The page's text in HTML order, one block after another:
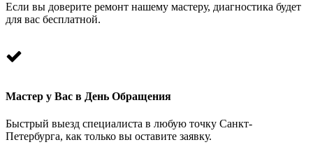
Если вы доверите ремонт нашему мастеру, диагностика будет
для вас бесплатной.
Мастер у Вас в День Обращения
Быстрый выезд специалиста в любую точку Санкт-
Петербурга, как только вы оставите заявку.